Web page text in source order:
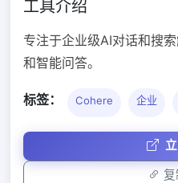
工具介绍
专注于企业级AI对话和搜
和智能问答。
标签： Cohere 企业